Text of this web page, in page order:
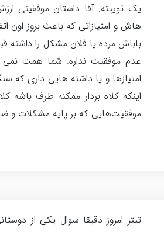
یک توییته. آقا داستان موفقیتی
هاش و امتیازاتی که باعث بروز اون
باباش مرده یا فلان مشکل را داشته
عدم موفقیت نداره. شما همت نمی
امتیازها و یا داشته هایی داری که
اینکه کلاه بردار ممکنه طرف باشه
موفقیت‌هایی که بر پایه مشکلات
تیتر امروز دقیقا سوال یکی از